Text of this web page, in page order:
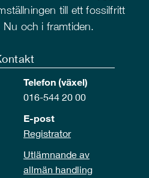
till ett fossilfritt
Nu och i framtiden.
Telefon (växel)
016-544 20 00
E-post
Registrator
Utlämnande av
allmän handling